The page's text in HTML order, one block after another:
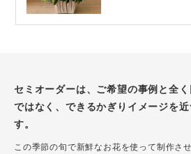
セミオーダーは、ご希望の事例と全
ではなく、できるかぎりイメージを
す。
この季節の旬で新鮮なお花を使って制作さ